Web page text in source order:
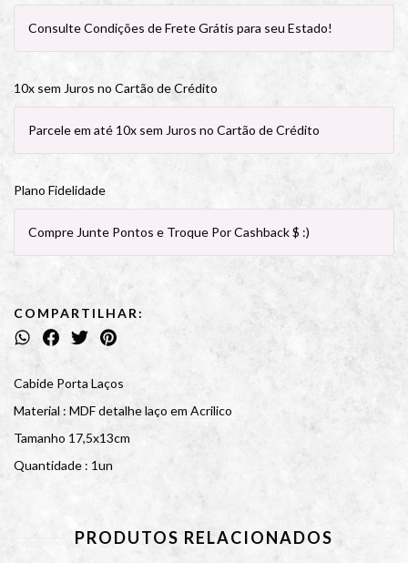
Consulte Condições de Frete Grátis para seu Estado!
10x sem Juros no Cartão de Crédito
Parcele em até 10x sem Juros no Cartão de Crédito
Plano Fidelidade
Compre Junte Pontos e Troque Por Cashback $ :)
COMPARTILHAR:
Cabide Porta Laços
Material : MDF detalhe laço em Acrilico
Tamanho 17,5x13cm
Quantidade : 1un
PRODUTOS RELACIONADOS